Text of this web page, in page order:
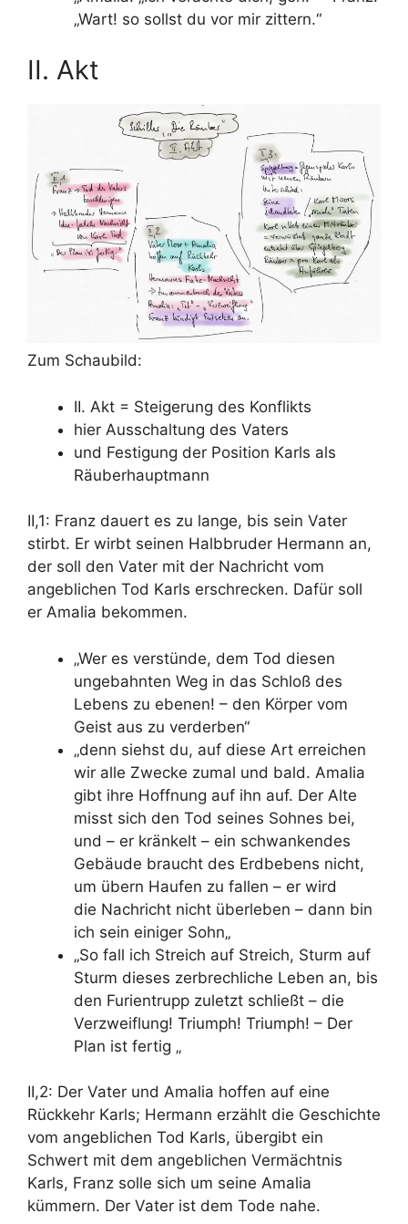
„Wart! so sollst du vor mir zittern.“
II. Akt
Zum Schaubild:
II. Akt = Steigerung des Konflikts
hier Ausschaltung des Vaters
und Festigung der Position Karls als
Räuberhauptmann
II,1: Franz dauert es zu lange, bis sein Vater
stirbt. Er wirbt seinen Halbbruder Hermann an,
der soll den Vater mit der Nachricht vom
angeblichen Tod Karls erschrecken. Dafür soll
er Amalia bekommen.
„Wer es verstünde, dem Tod diesen
ungebahnten Weg in das Schloß des
Lebens zu ebenen! – den Körper vom
Geist aus zu verderben“
„denn siehst du, auf diese Art erreichen
wir alle Zwecke zumal und bald. Amalia
gibt ihre Hoffnung auf ihn auf. Der Alte
misst sich den Tod seines Sohnes bei,
und – er kränkelt – ein schwankendes
Gebäude braucht des Erdbebens nicht,
um übern Haufen zu fallen – er wird
die Nachricht nicht überleben – dann bin
ich sein einiger Sohn„
„So fall ich Streich auf Streich, Sturm auf
Sturm dieses zerbrechliche Leben an, bis
den Furientrupp zuletzt schließt – die
Verzweiflung! Triumph! Triumph! – Der
Plan ist fertig „
II,2: Der Vater und Amalia hoffen auf eine
Rückkehr Karls; Hermann erzählt die Geschichte
vom angeblichen Tod Karls, übergibt ein
Schwert mit dem angeblichen Vermächtnis
Karls, Franz solle sich um seine Amalia
kümmern. Der Vater ist dem Tode nahe.